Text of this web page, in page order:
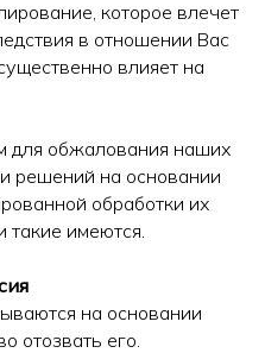
которое влечет
в отношении Вас
влияет на
для обжалования наших
решений на основании
обработки их
такие имеются.
на основании
отозвать его.